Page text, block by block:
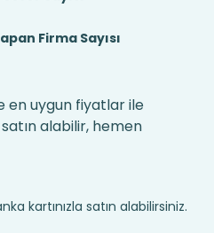
Firma Sayısı
en uygun fiyatlar ile
alabilir, hemen
kartınızla satın alabilirsiniz.